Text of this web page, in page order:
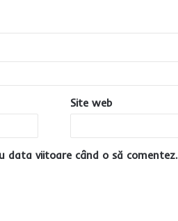
Site web
data viitoare când o să comentez.